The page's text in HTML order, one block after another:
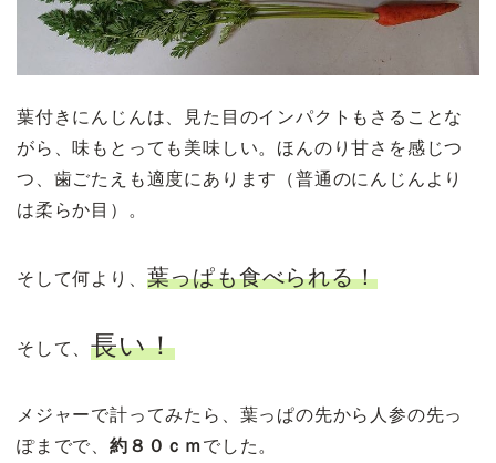
葉付きにんじんは、見た目のインパクトもさることな
がら、味もとっても美味しい。ほんのり甘さを感じつ
つ、歯ごたえも適度にあります（普通のにんじんより
は柔らか目）。
そして何より、 葉っぱも食べられる！
そして、長い！
メジャーで計ってみたら、葉っぱの先から人参の先っ
ぽまでで、 約８０ｃｍでした。